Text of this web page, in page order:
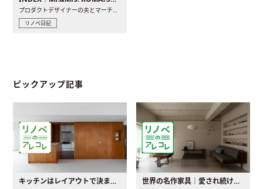
プロダクトデザイナーの夫とマーチャンダイザーの妻が、夫婦で..
リノベ日記
ピックアップ記事
キッチンはレイアウトで決まる。後悔しないための考え方と選び方 世界の名作家具｜愛され続ける理由と一生モノとの出会い方